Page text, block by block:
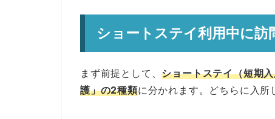
ショートステイ利用中に訪
まず前提として、ショートステイ（短期
護」の2種類に分かれます。どちらに入所